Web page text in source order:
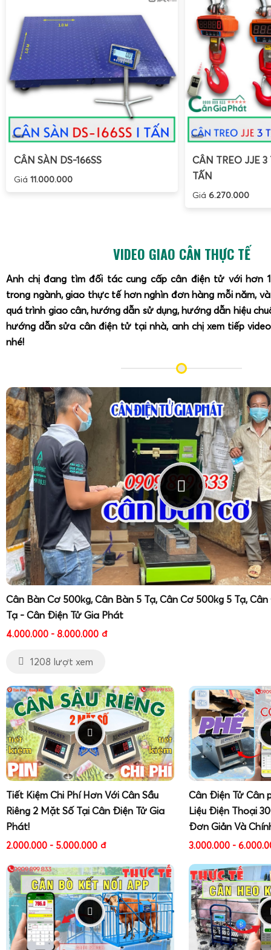
Cân điện tử tính tiền in bill 15kg 30kg(như cân điện tử
Korea)là loại cân tích hợp máy in nhiệt, cho phép in hóa
tiếp tại cân. Trên bill thường thể hiện các thông tin: tên
hoặc mã sản phẩm, trọng lượng, đơn giá, thành tiền,
theo lời cảm ơn hoặc thông tin khuyến mãi. Cân in bill
quầy hải sản, quầy trái cây trong siêu thị, cửa hàng thực
hàng cần hóa đơn chi tiết ngay tại điểm cân.
Cân điện tử tính tiền in tem(như cân điện tử Cas
Korea)tập trung vào việc in nhãn dán cho từng sản phẩm
in ra có thể chứa trọng lượng, đơn giá, thành tiền, ngày
tên sản phẩm, logo cửa hàng. Tem thường dùng giấy
nilon, hộp xốp, khay nhựa. Loại cân này rất phù hợp cho
thịt, cá, rau củ, trái cây, thực phẩm chế biến, giúp chuẩn
CÂN SÀN DS-166SS
Giá 11.000.000
CÂN TREO JJE
TẤN
Giá6.270.000
VIDEO GIAO CÂN THỰC TẾ
Anh chị đang tìm đối tác cung cấp cân điện tử với hơn
trong ngành, giao thực tế hơn nghìn đơn hàng mỗi năm,
quá trình giao cân, hướng dẫn sử dụng, hướng dẫn hiệu
hướng dẫn sửa cân điện tử tại nhà, anh chị xem tiếp
nhé!
Cân Bàn Cơ 500kg, Cân Bàn 5 Tạ, Cân Cơ 500kg 5 Tạ,
Tạ - Cân Điện Tử Gia Phát
4.000.000 - 8.000.000 đ
1208 lượt xem
Tiết Kiệm Chi Phí Hơn Với Cân Sầu
Riêng 2 Mặt Số Tại Cân Điện Tử Gia
Phát!
2.000.000 - 5.000.000 đ
Cân Điện Tử Cân
Liệu Điện Thoại
Đơn Giản Và
3.000.000 -